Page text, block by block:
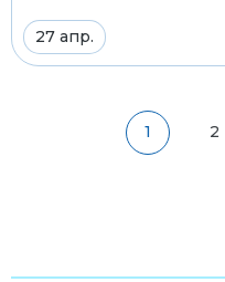
27 апр.
1 2